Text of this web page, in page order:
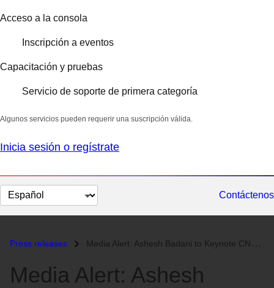
Acceso a la consola
Inscripción a eventos
Capacitación y pruebas
Servicio de soporte de primera categoría
Algunos servicios pueden requerir una suscripción válida.
Inicia sesión o regístrate
Cambiar
el
Contáctenos
Press releases Media Alert: Ashesh Badani to Keynote CNUTCon Container-focused Confer...
Media Alert: Ashesh